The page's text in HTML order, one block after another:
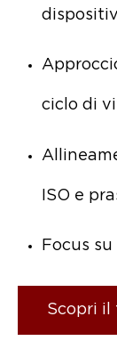
ciclo di
ISO e
Focus
Scopri il